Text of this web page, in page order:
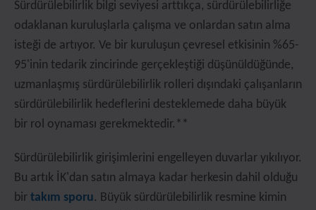
Sürdürülebilirlik bilgi seviyesi arttıkça, sürdürülebilirliğe
odaklanan kuruluşlarla çalışma ve onlardan satın alma
isteği de artıyor. Ve bir kuruluşun çevresel etkisinin %65-
95'inin tedarik zincirinde gerçekleştiği düşünüldüğünde,
uzmanlaşmış sürdürülebilirlik rolleri dışındaki çalışanların
sürdürülebilirlik hedeflerini desteklemede daha büyük
bir rol oynaması gerekmektedir.**
Sürdürülebilirlik girişimlerini engelleyen duvarlar yıkılıyor.
Bu artık İK'dan satın almaya kadar herkesin dahil olduğu
bir takım sporu. Büyük sürdürülebilirlik resmine kimin